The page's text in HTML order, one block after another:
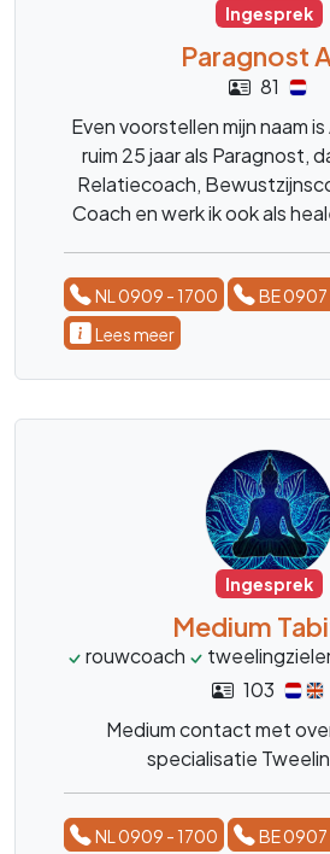
Ingesprek
Paragnost
81
Even voorstellen mijn naam is
ruim 25 jaar als Paragnost,
Relatiecoach,
Coach en werk ik ook als
NL 0909 - 1700
BE
Lees meer
Ingesprek
Medium
rouwcoach
103
Medium contact met
specialisatie
NL 0909 - 1700
BE